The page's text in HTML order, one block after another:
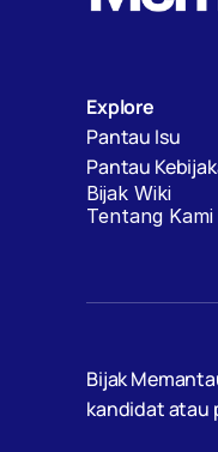
Explore
Pantau Isu
Pantau
Tentang Kami
Bijak Wiki
Bijak
kandidat